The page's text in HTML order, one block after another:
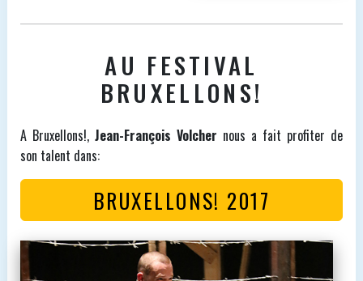
AU FESTIVAL
BRUXELLONS!
A Bruxellons!, Jean-François Volcher nous a fait profiter de
son talent dans:
BRUXELLONS! 2017